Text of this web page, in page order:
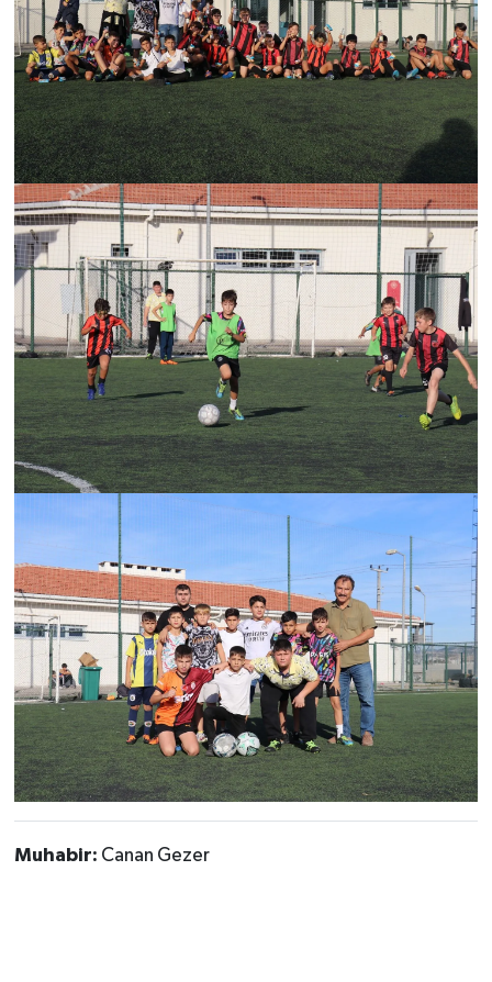
Muhabir: Canan Gezer